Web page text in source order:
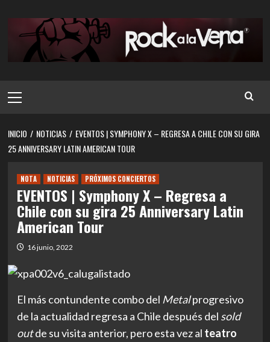
contenido
principal
INICIO NOTICIAS
EVENTOS | SYMPHONY X – REGRESA A CHILE CON SU GIRA
25 ANNIVERSARY LATIN AMERICAN TOUR
NOTA NOTICIAS PRÓXIMOS CONCIERTOS
EVENTOS | Symphony X – Regresa a
Chile con su gira 25 Anniversary Latin
American Tour
16 junio, 2022
El más contundente combo del Metalprogresivo
de la actualidad regresa a Chile después del sold
outde su visita anterior, pero esta vez al teatro